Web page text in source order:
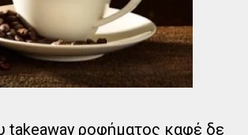
takeaway ροφήματος καφέ δε